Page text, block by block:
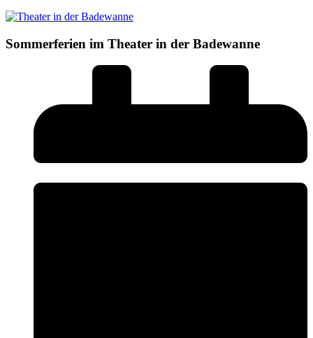
Sommerferien im Theater in der Badewanne